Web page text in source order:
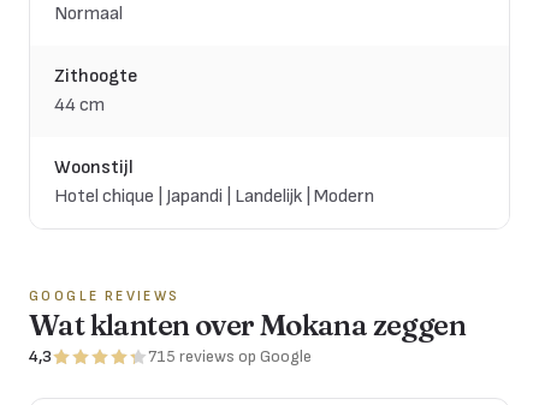
Normaal
Zithoogte
44 cm
Woonstijl
Hotel chique | Japandi | Landelijk | Modern
GOOGLE REVIEWS
Wat klanten over Mokana zeggen
4,3 715 reviews op Google